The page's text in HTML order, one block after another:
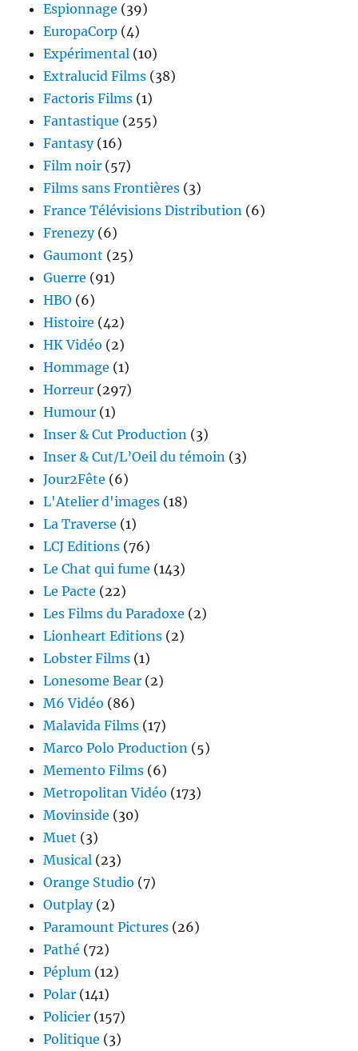
Espionnage (39)
EuropaCorp (4)
Expérimental (10)
Extralucid Films (38)
Factoris Films (1)
Fantastique (255)
Fantasy(16)
Film noir (57)
Films sans Frontières (3)
France Télévisions Distribution (6)
Frenezy(6)
Gaumont (25)
Guerre (91)
HBO (6)
Histoire (42)
HK Vidéo (2)
Hommage (1)
Horreur (297)
Humour (1)
Inser & Cut Production (3)
Inser & Cut/L’Oeil du témoin (3)
Jour2Fête (6)
L'Atelier d'images (18)
La Traverse (1)
LCJ Editions (76)
Le Chat qui fume (143)
Le Pacte (22)
Les Films du Paradoxe (2)
Lionheart Editions (2)
Lobster Films (1)
Lonesome Bear (2)
M6 Vidéo (86)
Malavida Films (17)
Marco Polo Production (5)
Memento Films (6)
Metropolitan Vidéo (173)
Movinside (30)
Muet (3)
Musical (23)
Orange Studio (7)
Outplay(2)
Paramount Pictures (26)
Pathé (72)
Péplum (12)
Polar (141)
Policier (157)
Politique (3)